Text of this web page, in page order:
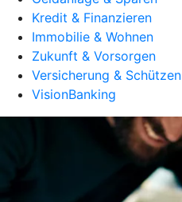
Kredit & Finanzieren
Immobilie & Wohnen
Zukunft & Vorsorgen
Versicherung & Schützen
VisionBanking